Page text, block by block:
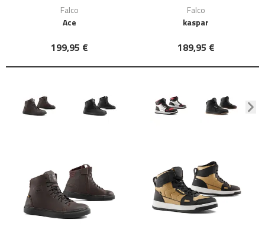
Falco
Ace
199,95 €
Falco
kaspar
189,95 €